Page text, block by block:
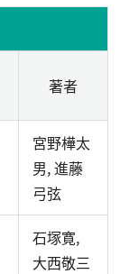
著者
宮野樺太
男, 進藤
弓弦
石塚寛,
大西敬三